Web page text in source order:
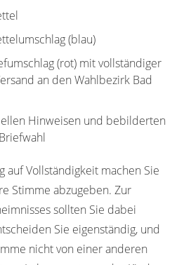
(blau)
(rot) mit vollständiger
an den Wahlbezirk Bad
Hinweisen und bebilderten
auf Vollständigkeit machen Sie
Stimme abzugeben. Zur
sollten Sie dabei
Sie eigenständig, und
nicht von einer anderen